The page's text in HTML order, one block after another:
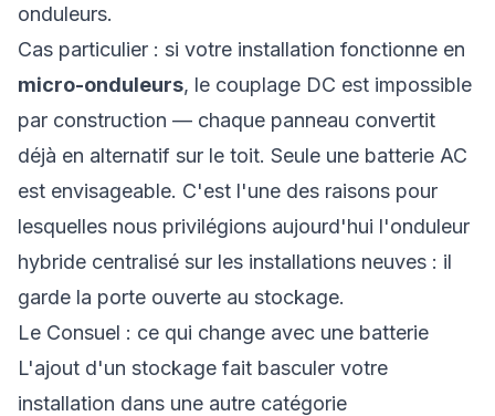
onduleurs.
Cas particulier : si votre installation fonctionne en
micro-onduleurs, le couplage DC est impossible
par construction — chaque panneau convertit
déjà en alternatif sur le toit. Seule une batterie AC
est envisageable. C'est l'une des raisons pour
lesquelles nous privilégions aujourd'hui l'onduleur
hybride centralisé sur les installations neuves : il
garde la porte ouverte au stockage.
Le Consuel : ce qui change avec une batterie
L'ajout d'un stockage fait basculer votre
installation dans une autre catégorie